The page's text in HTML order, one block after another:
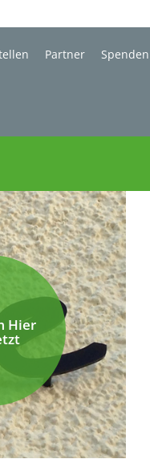
Partner Spenden
Hier